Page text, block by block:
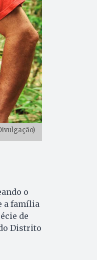
o
a família
de
Distrito